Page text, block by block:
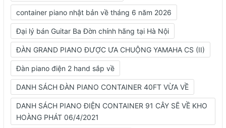
container piano nhật bản về tháng 6 năm 2026
Đại lý bán Guitar Ba Đờn chính hãng tại Hà Nội
ĐÀN GRAND PIANO ĐƯỢC ƯA CHUỘNG YAMAHA CS (II)
Đàn piano điện 2 hand sắp về
DANH SÁCH ĐÀN PIANO CONTAINER 40FT VỪA VỀ
DANH SÁCH PIANO ĐIỆN CONTAINER 91 CÂY SẼ VỀ KHO
HOÀNG PHÁT 06/4/2021